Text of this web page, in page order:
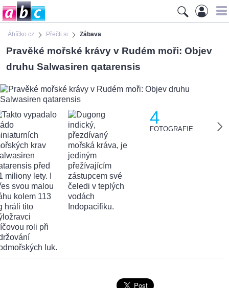
Ábíčko.cz Přečti si Zábava
Pravěké mořské krávy v Rudém moři: Objev
druhu Salwasiren qatarensis
4
FOTOGRAFIE